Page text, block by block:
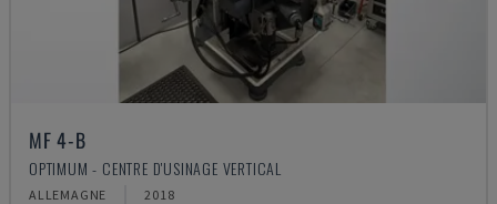
MF 4-B
OPTIMUM - CENTRE D'USINAGE VERTICAL
ALLEMAGNE 2018